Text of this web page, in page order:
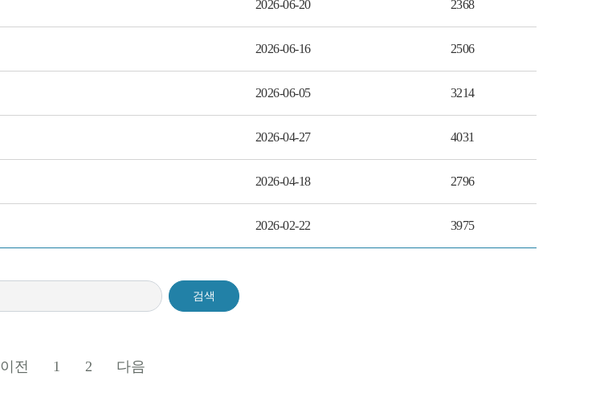
2026-06-20 2368
2026-06-16 2506
2026-06-05 3214
2026-04-27 4031
2026-04-18 2796
2026-02-22 3975
검색
이전 1 2 다음